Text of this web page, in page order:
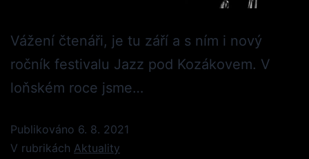
Vážení čtenáři, je tu září a s ním i nový
ročník festivalu Jazz pod Kozákovem. V
loňském roce jsme…
Publikováno 6. 8. 2021
V rubrikách Aktuality